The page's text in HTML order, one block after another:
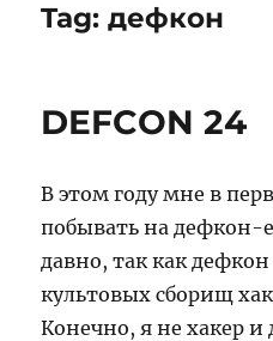
Tag:дефкон
DEFCON 24
В этом году мне в
побывать на дефкон-
давно, так как
культовых сборищ
Конечно, я не хакер и